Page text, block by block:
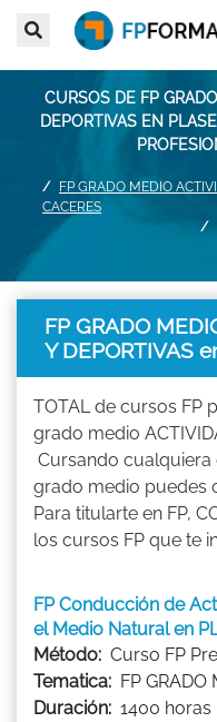
CURSOS DE FP
DEPORTIVAS EN
FP GRADO MEDIO
CACERES
FP GRADO
Y DEPORTIVAS
TOTAL de cursos FP
grado medio
Cursando
grado medio puedes
Para titularte en FP,
los cursos FP que te
FP Conducción de
el Medio Natural en
Método: Curso FP
Tematica: FP GRADO
Duración: 1400 horas